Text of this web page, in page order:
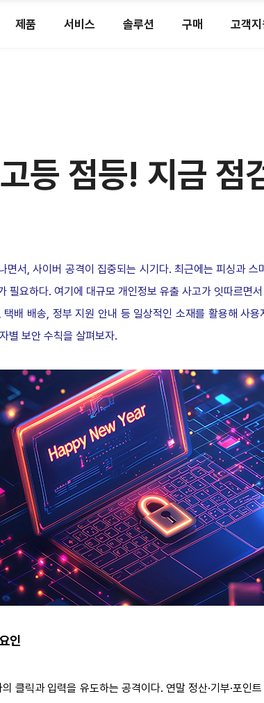
제품 서비스 솔루션 구매 고객지
등 점등! 지금 점
면서, 사이버 공격이 집중되는 시기다. 최근에는 피싱과
필요하다. 여기에 대규모 개인정보 유출 사고가 잇따르면
배 배송, 정부 지원 안내 등 일상적인 소재를 활용해 사
별 보안 수칙을 살펴보자.
인
클릭과 입력을 유도하는 공격이다. 연말 정산·기부·포